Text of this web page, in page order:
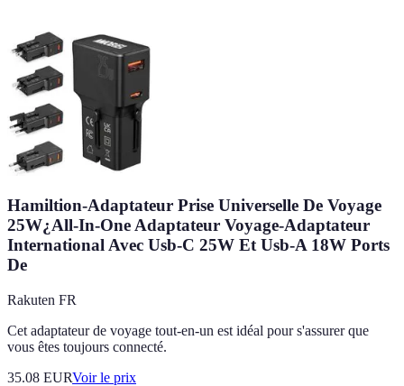
Hamiltion-Adaptateur Prise Universelle De Voyage
25W¿All-In-One Adaptateur Voyage-Adaptateur
International Avec Usb-C 25W Et Usb-A 18W Ports
De
Rakuten FR
Cet adaptateur de voyage tout-en-un est idéal pour s'assurer que
vous êtes toujours connecté.
35.08 EURVoir le prix